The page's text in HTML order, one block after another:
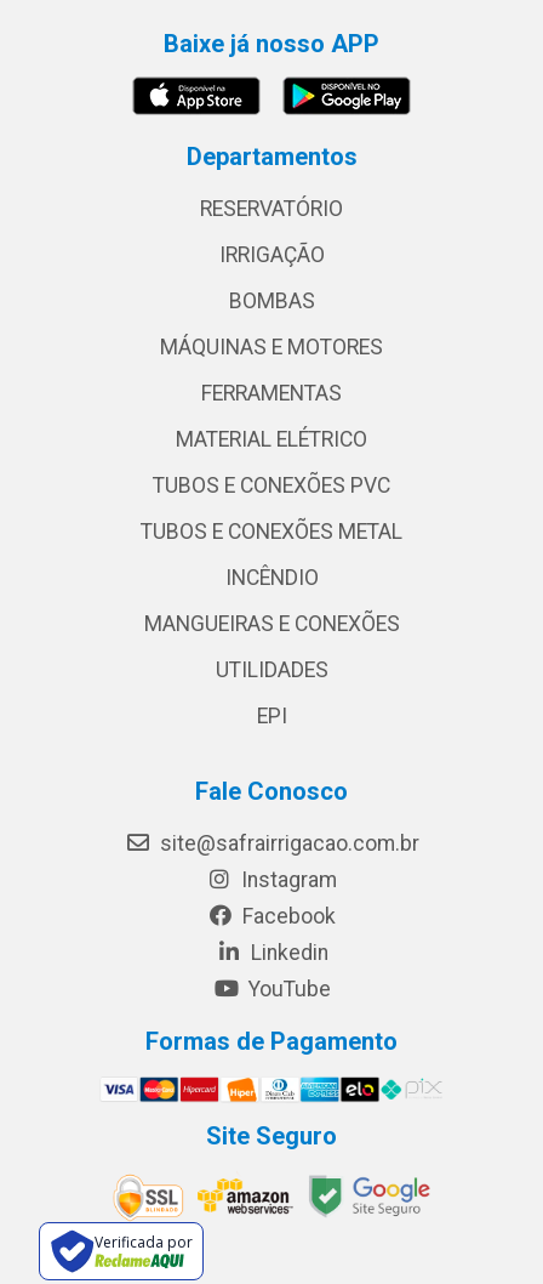
Baixe já nosso APP
Departamentos
RESERVATÓRIO
IRRIGAÇÃO
BOMBAS
MÁQUINAS E MOTORES
FERRAMENTAS
MATERIAL ELÉTRICO
TUBOS E CONEXÕES PVC
TUBOS E CONEXÕES METAL
INCÊNDIO
MANGUEIRAS E CONEXÕES
UTILIDADES
EPI
Fale Conosco
site@safrairrigacao.com.br
Instagram
Facebook
Linkedin
YouTube
Formas de Pagamento
Site Seguro
Verificada por